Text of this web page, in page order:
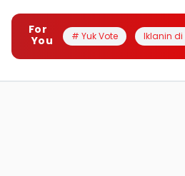
For
You
# Yuk Vote Iklanin di